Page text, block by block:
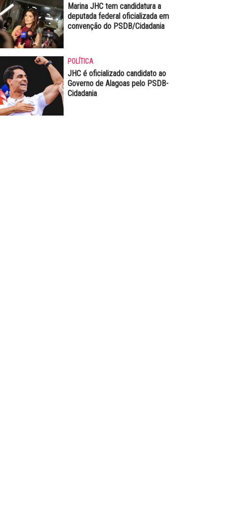
Marina JHC tem candidatura a
deputada federal oficializada em
convenção do PSDB/Cidadania
POLÍTICA
JHC é oficializado candidato ao
Governo de Alagoas pelo PSDB-
Cidadania